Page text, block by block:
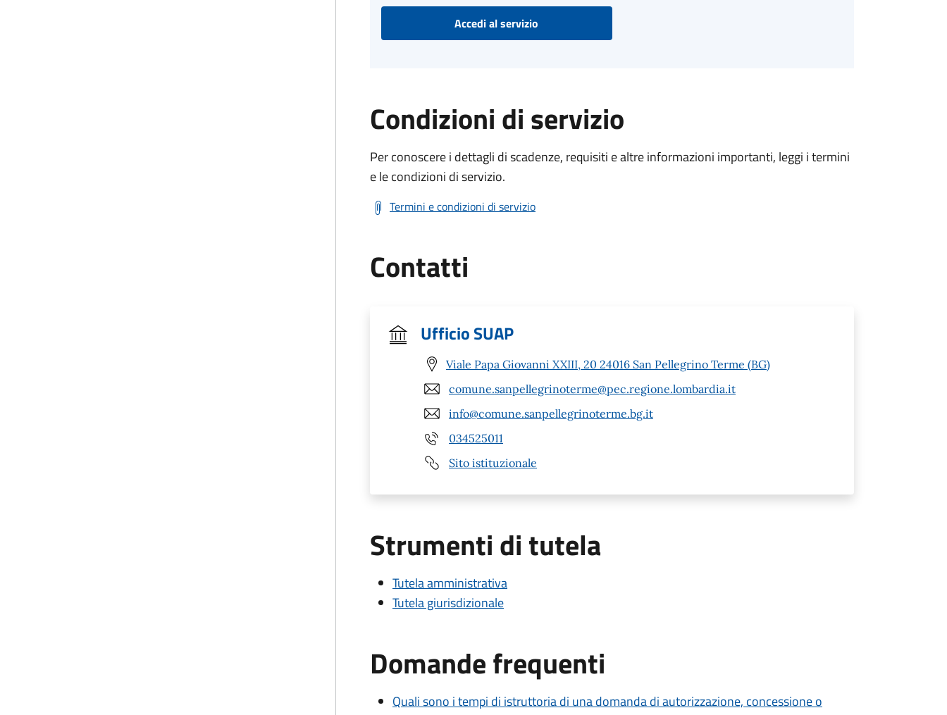
Accedi al servizio
Condizioni di servizio
Per conoscere i dettagli di scadenze, requisiti e altre informazioni importanti, leggi i termini
e le condizioni di servizio.
Termini e condizioni di servizio
Contatti
Ufficio SUAP
Viale Papa Giovanni XXIII, 20 24016 San Pellegrino Terme (BG)
comune.sanpellegrinoterme@pec.regione.lombardia.it
info@comune.sanpellegrinoterme.bg.it
034525011
Sito istituzionale
Strumenti di tutela
Tutela amministrativa
Tutela giurisdizionale
Domande frequenti
Quali sono i tempi di istruttoria di una domanda di autorizzazione, concessione o